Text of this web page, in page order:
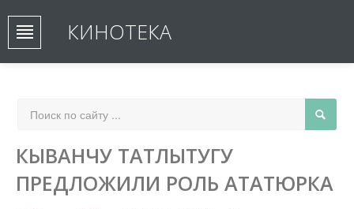
КИНОТЕКА
КЫВАНЧУ ТАТЛЫТУГУ
ПРЕДЛОЖИЛИ РОЛЬ АТАТЮРКА